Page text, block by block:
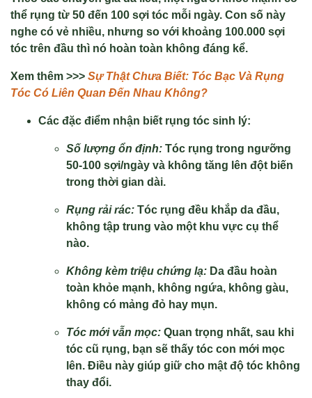
thể rụng từ 50 đến 100 sợi tóc mỗi ngày. Con số này
nghe có vẻ nhiều, nhưng so với khoảng 100.000 sợi
tóc trên đầu thì nó hoàn toàn không đáng kể.
Xem thêm >>> Sự Thật Chưa Biết: Tóc Bạc Và Rụng
Tóc Có Liên Quan Đến Nhau Không?
Các đặc điểm nhận biết rụng tóc sinh lý:
Số lượng ổn định: Tóc rụng trong ngưỡng
50-100 sợi/ngày và không tăng lên đột biến
trong thời gian dài.
Rụng rải rác: Tóc rụng đều khắp da đầu,
không tập trung vào một khu vực cụ thể
nào.
Không kèm triệu chứng lạ: Da đầu hoàn
toàn khỏe mạnh, không ngứa, không gàu,
không có mảng đỏ hay mụn.
Tóc mới vẫn mọc: Quan trọng nhất, sau khi
tóc cũ rụng, bạn sẽ thấy tóc con mới mọc
lên. Điều này giúp giữ cho mật độ tóc không
thay đổi.